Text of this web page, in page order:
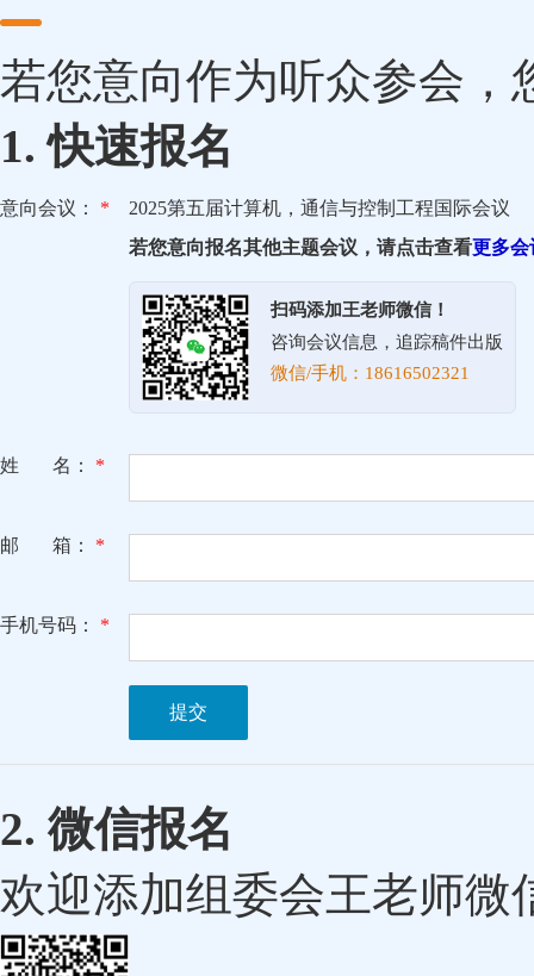
若您意向作为听众参会，
1. 快速报名
意向会议： *
2025第五届计算机，通信与控制工程国际会议
若您意向报名其他主题会议，请点击查看更多会
扫码添加王老师微信！
咨询会议信息，追踪稿件出版
微信/手机：18616502321
姓 名： *
邮 箱： *
手机号码： *
提交
2. 微信报名
欢迎添加组委会王老师微